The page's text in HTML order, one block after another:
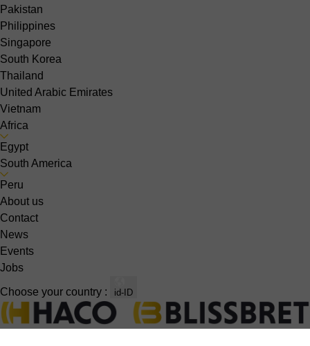
Pakistan
Philippines
Singapore
South Korea
Thailand
United Arabic Emirates
Vietnam
Africa
Egypt
South America
Peru
About us
Contact
News
Events
Jobs
Choose your country : id-ID